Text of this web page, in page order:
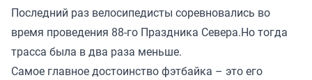
Последний раз велосипедисты соревновались во
время проведения 88-го Праздника Севера.Но тогда
трасса была в два раза меньше.
Самое главное достоинство фэтбайка – это его